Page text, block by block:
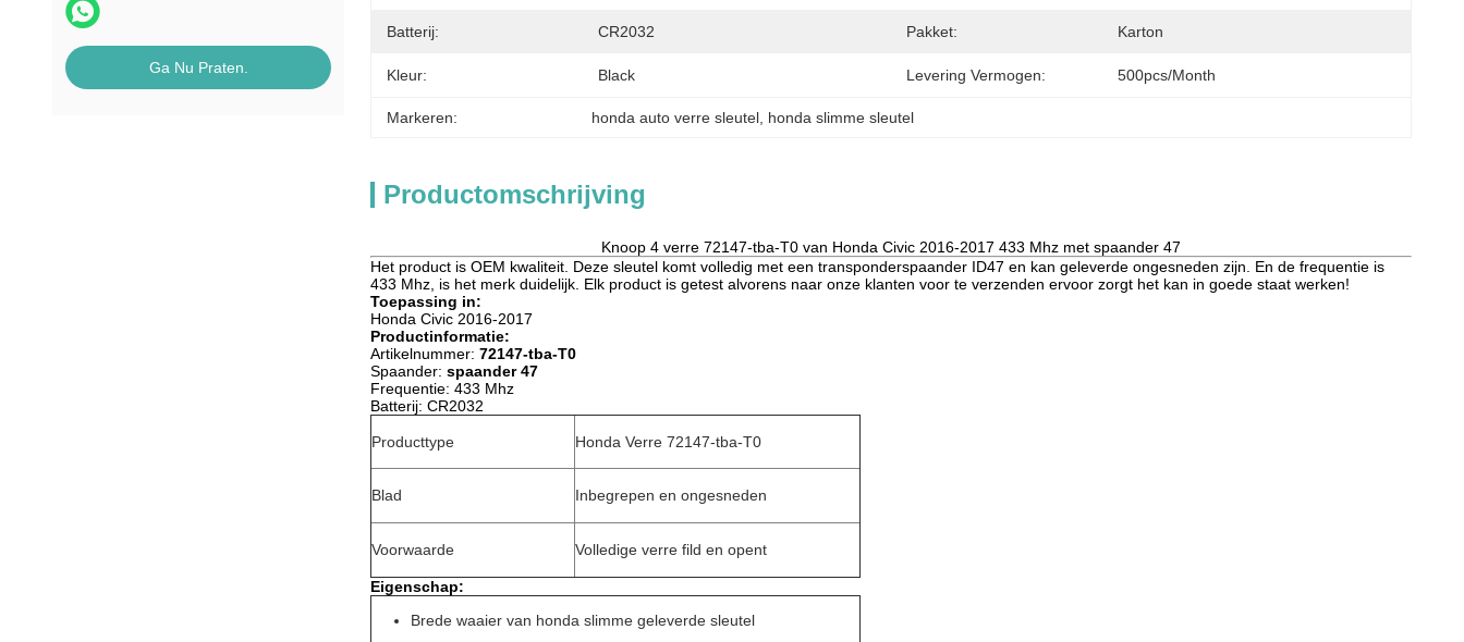
Ga Nu Praten.
Batterij: CR2032 Pakket: Karton
Kleur: Black Levering Vermogen: 500pcs/month
Markeren: honda auto verre sleutel honda slimme sleutel
Productomschrijving
Knoop 4 verre 72147-tba-T0 van Honda Civic 2016-2017 433 Mhz met spaander 47
Het product is OEM kwaliteit. Deze sleutel komt volledig met een transponderspaander ID47 en kan geleverde ongesneden zijn. En de frequentie is
433 Mhz, is het merk duidelijk. Elk product is getest alvorens naar onze klanten voor te verzenden ervoor zorgt het kan in goede staat werken!
Toepassing in:
Honda Civic 2016-2017
Productinformatie:
Artikelnummer: 72147-tba-T0
Spaander: spaander 47
Frequentie: 433 Mhz
Batterij: CR2032
Producttype Honda Verre 72147-tba-T0
Blad Inbegrepen en ongesneden
Voorwaarde Volledige verre fild en opent
Eigenschap:
Brede waaier van honda slimme geleverde sleutel